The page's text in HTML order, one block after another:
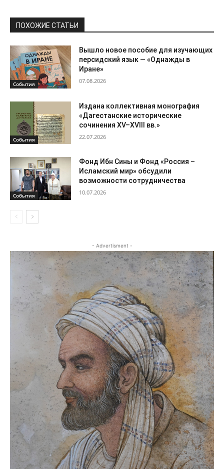
ПОХОЖИЕ СТАТЬИ
События
Вышло новое пособие для изучающих
персидский язык — «Однажды в
Иране»
07.08.2026
События
Издана коллективная монография
«Дагестанские исторические
сочинения XV–XVIII вв.»
22.07.2026
События
Фонд Ибн Сины и Фонд «Россия –
Исламский мир» обсудили
возможности сотрудничества
10.07.2026
- Advertisment -